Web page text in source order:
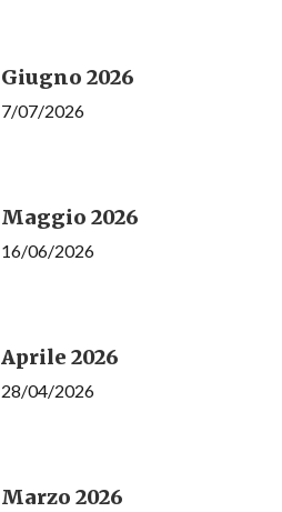
Giugno 2026
7/07/2026
Maggio 2026
16/06/2026
Aprile 2026
28/04/2026
Marzo 2026